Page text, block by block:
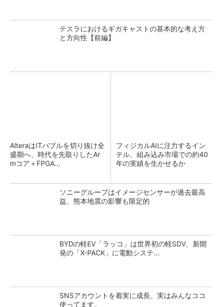
テスラにおけるギガキャストの基本的な考え方
と方向性【前編】
AlteraはITバブルを切り抜け全
盛期へ、時代を先取りしたAr
mコア＋FPGA...
フィジカルAIに注力するイン
テル、組み込み市場での約40
年の実績を生かせるか
ソニーグループはイメージセンサーが過去最高
益、熊本地震の影響も限定的
BYDの軽EV「ラッコ」は世界初の軽SDV、新開
発の「X-PACK」に電動システ...
SNSアカウントを着実に成長。実はみんなココ
使ってます。